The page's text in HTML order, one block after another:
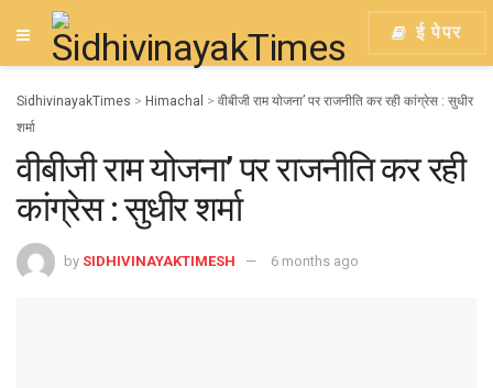
ई पेपर
SidhivinayakTimes > Himachal > वीबीजी राम योजना’ पर राजनीति कर रही कांग्रेस : सुधीर
शर्मा
वीबीजी राम योजना’ पर राजनीति कर रही
कांग्रेस : सुधीर शर्मा
by SIDHIVINAYAKTIMESH 6 months ago